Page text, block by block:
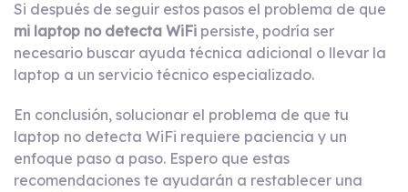
Si después de seguir estos pasos el problema de que
mi laptop no detecta WiFi persiste, podría ser
necesario buscar ayuda técnica adicional o llevar la
laptop a un servicio técnico especializado.
En conclusión, solucionar el problema de que tu
laptop no detecta WiFi requiere paciencia y un
enfoque paso a paso. Espero que estas
recomendaciones te ayudarán a restablecer una